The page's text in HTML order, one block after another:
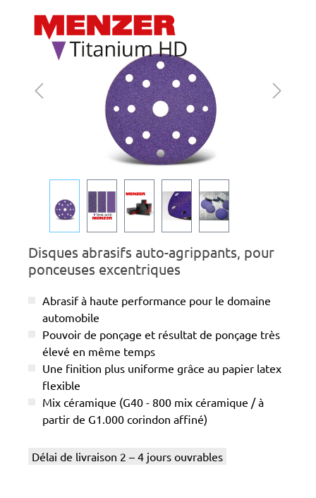
Ignorer la galerie d'images
Disques abrasifs auto-agrippants, pour
ponceuses excentriques
Abrasif à haute performance pour le domaine
automobile
Pouvoir de ponçage et résultat de ponçage très
élevé en même temps
Une finition plus uniforme grâce au papier latex
flexible
Mix céramique (G40 - 800 mix céramique / à
partir de G1.000 corindon affiné)
Délai de livraison 2 – 4 jours ouvrables